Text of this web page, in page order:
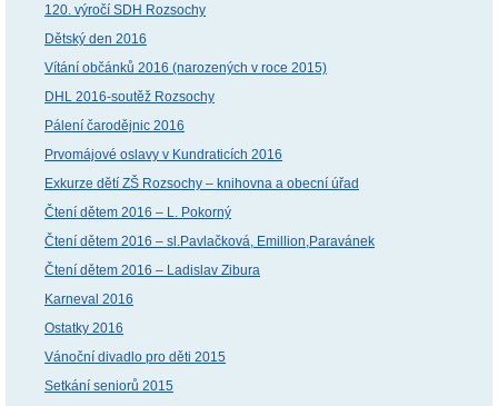
120. výročí SDH Rozsochy
Dětský den 2016
Vítání občánků 2016 (narozených v roce 2015)
DHL 2016-soutěž Rozsochy
Pálení čarodějnic 2016
Prvomájové oslavy v Kundraticích 2016
Exkurze dětí ZŠ Rozsochy – knihovna a obecní úřad
Čtení dětem 2016 – L. Pokorný
Čtení dětem 2016 – sl.Pavlačková, Emillion,Paravánek
Čtení dětem 2016 – Ladislav Zibura
Karneval 2016
Ostatky 2016
Vánoční divadlo pro děti 2015
Setkání seniorů 2015